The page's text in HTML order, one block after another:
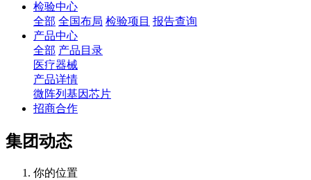
检验中心
全部 全国布局 检验项目 报告查询
产品中心
全部 产品目录
医疗器械
产品详情
微阵列基因芯片
招商合作
集团动态
你的位置